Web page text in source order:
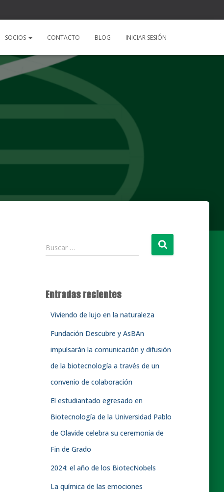
SOCIOS CONTACTO BLOG INICIAR SESIÓN
B
u
r
Buscar …
Entradas recientes
Viviendo de lujo en la naturaleza
Fundación Descubre y AsBAn
impulsarán la comunicación y difusión
de la biotecnología a través de un
convenio de colaboración
El estudiantado egresado en
Biotecnología de la Universidad Pablo
de Olavide celebra su ceremonia de
Fin de Grado
2024: el año de los BiotecNobels
La química de las emociones